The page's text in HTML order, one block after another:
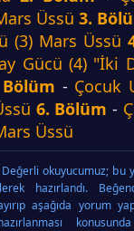
Üssü 3.
(3) Mars Üssü
Gücü (4) "İki
- Çocuk
6. Bölüm -
Üssü
Değerli okuyucumuz; bu
hazırlandı.
aşağıda yorum
konusunda